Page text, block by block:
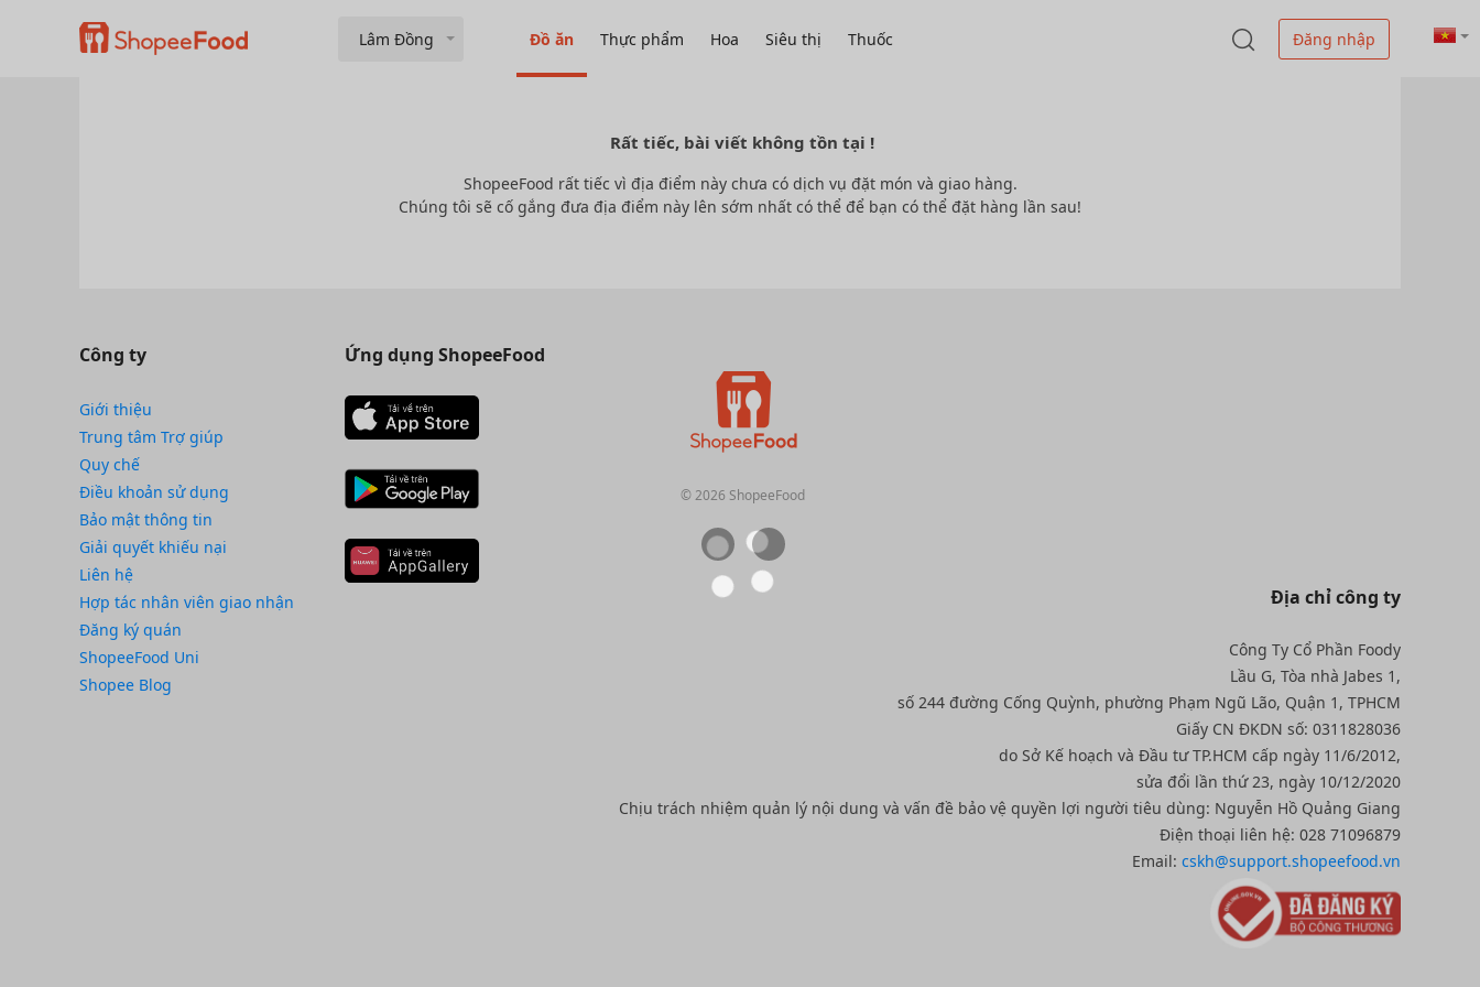
Lâm Đồng Đồ ăn Thực phẩm Hoa Siêu thị Thuốc Đăng nhập
Rất tiếc, bài viết không tồn tại !
ShopeeFood rất tiếc vì địa điểm này chưa có dịch vụ đặt món và giao hàng.
Chúng tôi sẽ cố gắng đưa địa điểm này lên sớm nhất có thể để bạn có thể đặt hàng lần sau!
Công ty
Giới thiệu
Trung tâm Trợ giúp
Quy chế
Điều khoản sử dụng
Bảo mật thông tin
Giải quyết khiếu nại
Liên hệ
Hợp tác nhân viên giao nhận
Đăng ký quán
ShopeeFood Uni
Shopee Blog
Ứng dụng ShopeeFood
© 2026 ShopeeFood
Địa chỉ công ty
Công Ty Cổ Phần Foody
Lầu G, Tòa nhà Jabes 1,
số 244 đường Cống Quỳnh, phường Phạm Ngũ Lão, Quận 1, TPHCM
Giấy CN ĐKDN số: 0311828036
do Sở Kế hoạch và Đầu tư TP.HCM cấp ngày 11/6/2012,
sửa đổi lần thứ 23, ngày 10/12/2020
Chịu trách nhiệm quản lý nội dung và vấn đề bảo vệ quyền lợi người tiêu dùng: Nguyễn Hồ Quảng Giang
Điện thoại liên hệ: 028 71096879
Email: cskh@support.shopeefood.vn